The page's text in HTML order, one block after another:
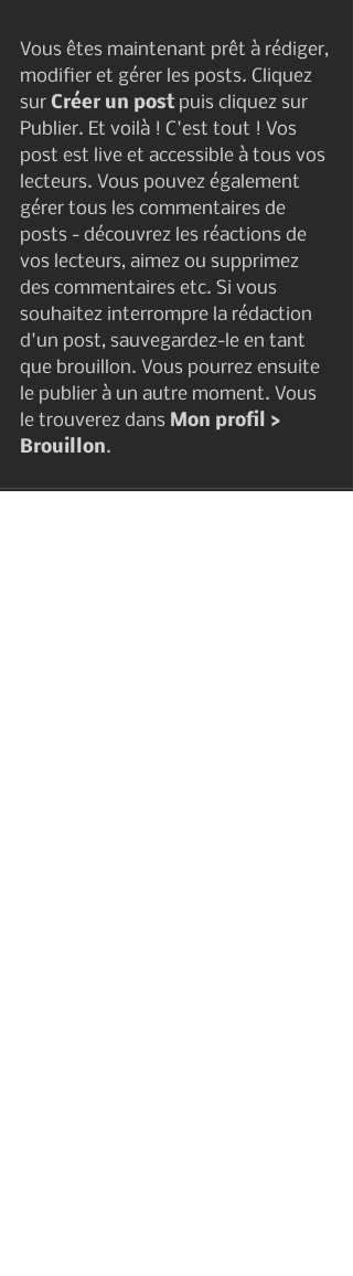
Vous êtes maintenant prêt à rédiger,
modifier et gérer les posts. Cliquez
sur Créer un post puis cliquez sur
Publier. Et voilà ! C'est tout ! Vos
post est live et accessible à tous vos
lecteurs. Vous pouvez également
gérer tous les commentaires de
posts - découvrez les réactions de
vos lecteurs, aimez ou supprimez
des commentaires etc. Si vous
souhaitez interrompre la rédaction
d'un post, sauvegardez-le en tant
que brouillon. Vous pourrez ensuite
le publier à un autre moment. Vous
le trouverez dans Mon profil >
Brouillon.